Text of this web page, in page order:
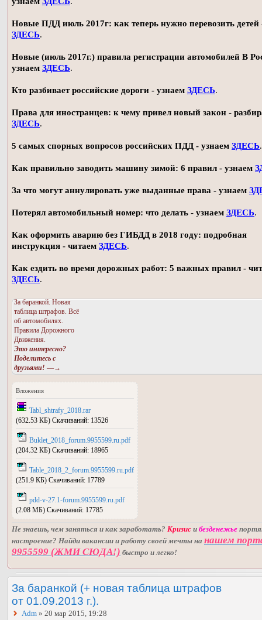
Новые ПДД июль 2017г: как теперь нужно перевозить детей
ЗДЕСЬ.
Новые (июль 2017г.) правила регистрации автомобилей В
узнаем ЗДЕСЬ.
Кто разбивает российские дороги - узнаем ЗДЕСЬ.
Права для иностранцев: к чему привел новый закон -
ЗДЕСЬ.
5 самых спорных вопросов российских ПДД - узнаем ЗДЕСЬ.
Как правильно заводить машину зимой: 6 правил - узнаем
За что могут аннулировать уже выданные права - узнаем
Потерял автомобильный номер: что делать - узнаем ЗДЕСЬ.
Как оформить аварию без ГИБДД в 2018 году: подробная
инструкция - читаем ЗДЕСЬ.
Как ездить во время дорожных работ: 5 важных правил -
ЗДЕСЬ.
За баранкой. Новая
таблица штрафов. Всё
об автомобилях.
Правила Дорожного
Движения.
Это интересно?
Поделитесь с
друзьями! —→
Вложения
Tabl_shtrafy_2018.rar
(632.53 КБ) Скачиваний: 13526
Buklet_2018_forum.9955599.ru.pdf
(204.32 КБ) Скачиваний: 18965
Table_2018_2_forum.9955599.ru.pdf
(251.9 КБ) Скачиваний: 17789
pdd-v-27.1-forum.9955599.ru.pdf
(2.08 МБ) Скачиваний: 17785
Не знаешь, чем заняться и как заработать? Кризис и безденежье
настроение? Найди вакансии и работу своей мечты на нашем
9955599 (ЖМИ СЮДА!) быстро и легко!
За баранкой (+ новая таблица штрафов
от 01.09.2013 г.).
Adm » 20 мар 2015, 19:28